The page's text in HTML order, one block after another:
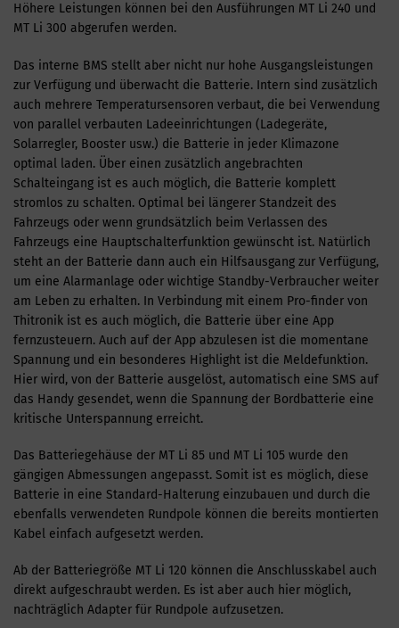
Höhere Leistungen können bei den Ausführungen MT Li 240 und
MT Li 300 abgerufen werden.
Das interne BMS stellt aber nicht nur hohe Ausgangsleistungen
zur Verfügung und überwacht die Batterie. Intern sind zusätzlich
auch mehrere Temperatursensoren verbaut, die bei Verwendung
von parallel verbauten Ladeeinrichtungen (Ladegeräte,
Solarregler, Booster usw.) die Batterie in jeder Klimazone
optimal laden. Über einen zusätzlich angebrachten
Schalteingang ist es auch möglich, die Batterie komplett
stromlos zu schalten. Optimal bei längerer Standzeit des
Fahrzeugs oder wenn grundsätzlich beim Verlassen des
Fahrzeugs eine Hauptschalterfunktion gewünscht ist. Natürlich
steht an der Batterie dann auch ein Hilfsausgang zur Verfügung,
um eine Alarmanlage oder wichtige Standby-Verbraucher weiter
am Leben zu erhalten. In Verbindung mit einem Pro-finder von
Thitronik ist es auch möglich, die Batterie über eine App
fernzusteuern. Auch auf der App abzulesen ist die momentane
Spannung und ein besonderes Highlight ist die Meldefunktion.
Hier wird, von der Batterie ausgelöst, automatisch eine SMS auf
das Handy gesendet, wenn die Spannung der Bordbatterie eine
kritische Unterspannung erreicht.
Das Batteriegehäuse der MT Li 85 und MT Li 105 wurde den
gängigen Abmessungen angepasst. Somit ist es möglich, diese
Batterie in eine Standard-Halterung einzubauen und durch die
ebenfalls verwendeten Rundpole können die bereits montierten
Kabel einfach aufgesetzt werden.
Ab der Batteriegröße MT Li 120 können die Anschlusskabel auch
direkt aufgeschraubt werden. Es ist aber auch hier möglich,
nachträglich Adapter für Rundpole aufzusetzen.